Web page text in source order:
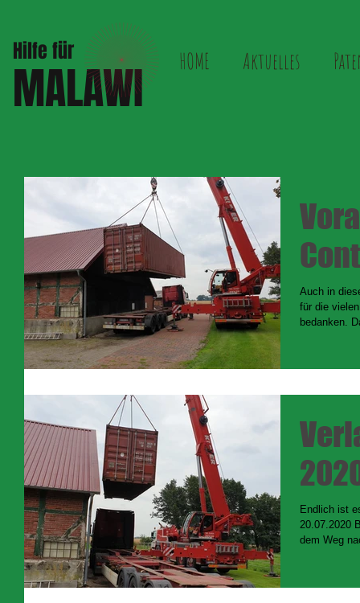
Hilfe für
MALAWI HOME Aktuelles
Auch in
für die
bedanken.
Endlich ist
20.07.2020
dem Weg